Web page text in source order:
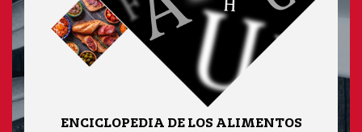
ENCICLOPEDIA DE LOS ALIMENTOS